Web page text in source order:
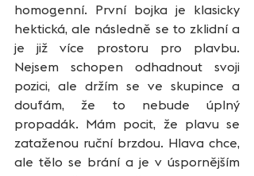
homogenní. První bojka je klasicky
hektická, ale následně se to zklidní a
je již více prostoru pro plavbu.
Nejsem schopen odhadnout svoji
pozici, ale držím se ve skupince a
doufám, že to nebude úplný
propadák. Mám pocit, že plavu se
zataženou ruční brzdou. Hlava chce,
ale tělo se brání a je v úspornějším